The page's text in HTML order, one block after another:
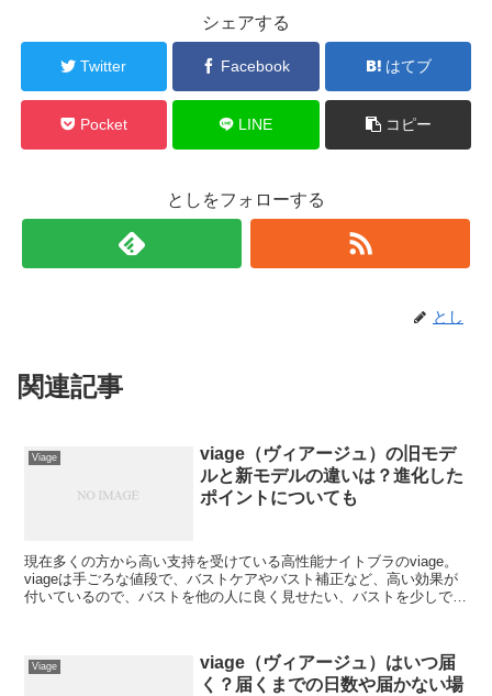
シェアする
Twitter Facebook はてブ
Pocket LINE コピー
としをフォローする
とし
関連記事
Viage
viage（ヴィアージュ）の旧モデ
ルと新モデルの違いは？進化した
ポイントについても
現在多くの方から高い支持を受けている高性能ナイトブラのviage。
viageは手ごろな値段で、バストケアやバスト補正など、高い効果が
付いているので、バストを他の人に良く見せたい、バストを少しでも
Viage
viage（ヴィアージュ）はいつ届
く？届くまでの日数や届かない場